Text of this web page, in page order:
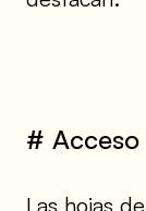
#
Las hojas